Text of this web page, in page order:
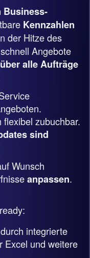
Business-
Kennzahlen
der Hitze des
Angebote
alle Aufträge
zubuchbar.
sind
Wunsch
anpassen.
integrierte
Excel und weitere